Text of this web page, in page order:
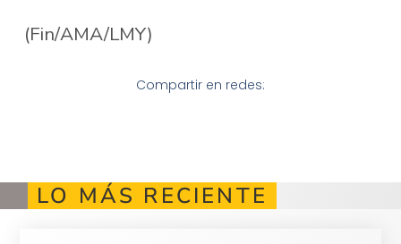
(Fin/AMA/LMY)
Compartir en redes:
LO MÁS RECIENTE